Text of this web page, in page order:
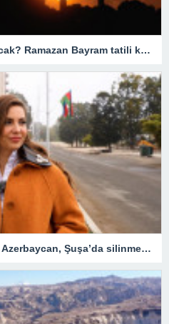
Ramazan ne zaman başlayacak? Ramazan Bayram tatili kaç gün? Orucun insanlar için önemi nedir?
Esra Gezginci ile Esrarengiz Azerbaycan, Şuşa’da silinmek istenen tarihin izlerini sürüyor